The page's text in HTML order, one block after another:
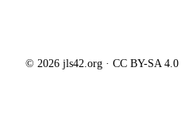
© 2026 jls42.org · CC BY-SA 4.0